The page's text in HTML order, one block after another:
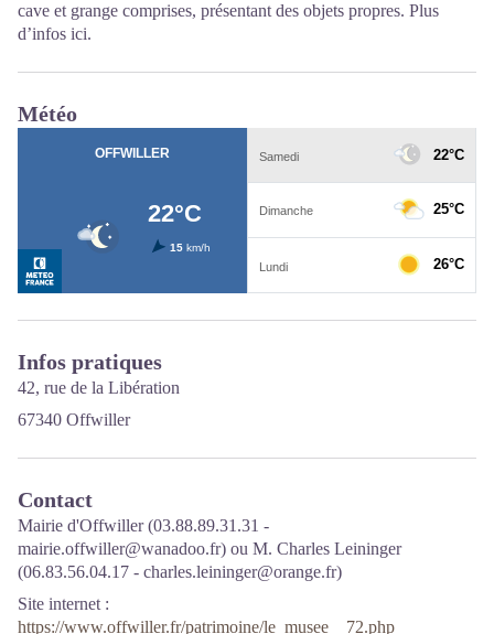
cave et grange comprises, présentant des objets propres. Plus
d’infos ici.
Météo
Infos pratiques
42, rue de la Libération
67340 Offwiller
Contact
Mairie d'Offwiller (03.88.89.31.31 -
mairie.offwiller@wanadoo.fr) ou M. Charles Leininger
(06.83.56.04.17 - charles.leininger@orange.fr)
Site internet :
https://www.offwiller.fr/patrimoine/le_musee__72.php